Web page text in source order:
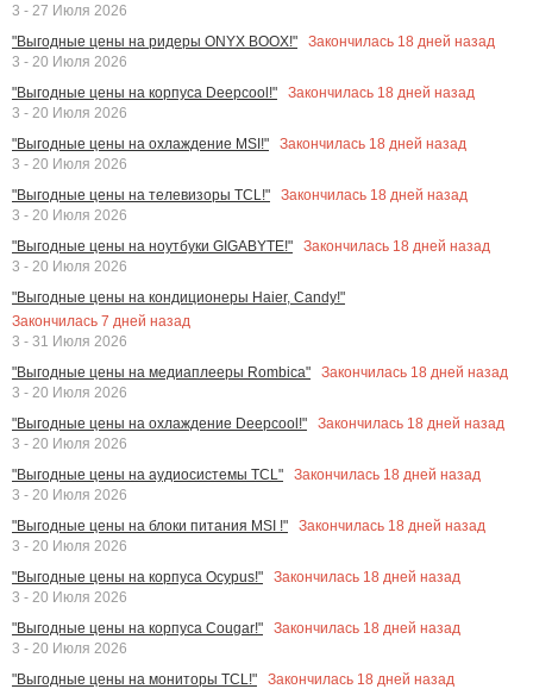
3 - 27 Июля 2026
"Выгодные цены на ридеры ONYX BOOX!"
Закончилась 18 дней назад
3 - 20 Июля 2026
"Выгодные цены на корпуса Deepcool!"
Закончилась 18 дней назад
3 - 20 Июля 2026
"Выгодные цены на охлаждение MSI!"
Закончилась 18 дней назад
3 - 20 Июля 2026
"Выгодные цены на телевизоры TCL!"
Закончилась 18 дней назад
3 - 20 Июля 2026
"Выгодные цены на ноутбуки GIGABYTE!"
Закончилась 18 дней назад
3 - 20 Июля 2026
"Выгодные цены на кондиционеры Haier, Candy!"
Закончилась 7 дней назад
3 - 31 Июля 2026
"Выгодные цены на медиаплееры Rombica"
Закончилась 18 дней назад
3 - 20 Июля 2026
"Выгодные цены на охлаждение Deepcool!"
Закончилась 18 дней назад
3 - 20 Июля 2026
"Выгодные цены на аудиосистемы TCL"
Закончилась 18 дней назад
3 - 20 Июля 2026
"Выгодные цены на блоки питания MSI !"
Закончилась 18 дней назад
3 - 20 Июля 2026
"Выгодные цены на корпуса Ocypus!"
Закончилась 18 дней назад
3 - 20 Июля 2026
"Выгодные цены на корпуса Cougar!"
Закончилась 18 дней назад
3 - 20 Июля 2026
"Выгодные цены на мониторы TCL!"
Закончилась 18 дней назад